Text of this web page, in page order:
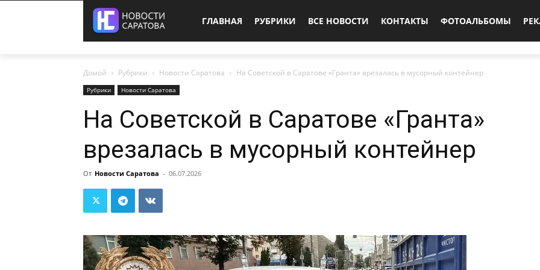
ГЛАВНАЯ РУБРИКИ ВСЕ НОВОСТИ КОНТАКТЫ ФОТОАЛЬБОМЫ
Домой Рубрики Новости Саратова На Советской в Саратове «Гранта» врезалась в мусорный контейнер
Рубрики Новости Саратова
На Советской в Саратове «Гранта»
врезалась в мусорный контейнер
От Новости Саратова - 06.07.2026